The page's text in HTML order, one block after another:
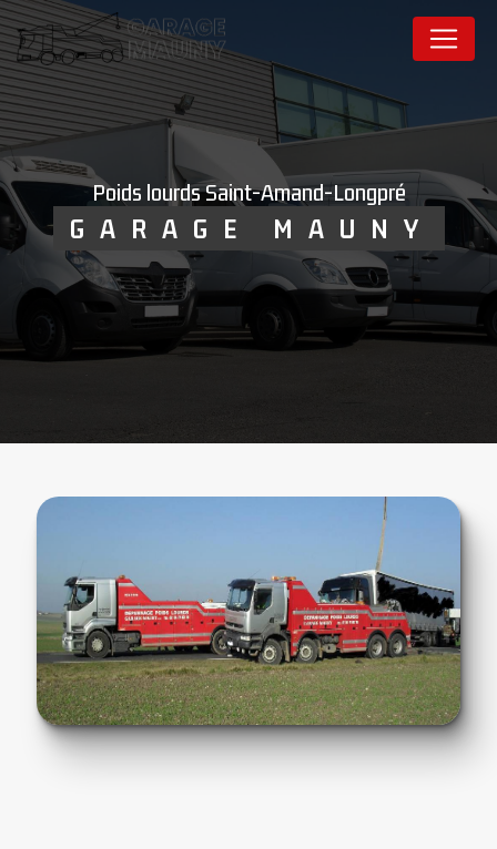
poids lourds Saint-Amand-Longpré
GARAGE MAUNY
Panneau de gestion des cookies